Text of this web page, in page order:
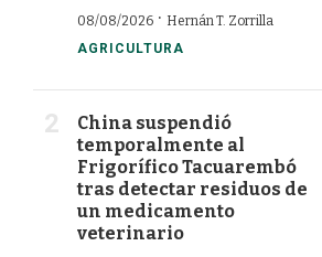
08/08/2026 · Hernán T. Zorrilla
AGRICULTURA
China suspendió
temporalmente al
Frigorífico Tacuarembó
tras detectar residuos de
un medicamento
veterinario